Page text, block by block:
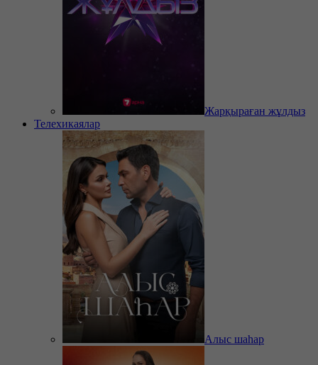
Жарқыраған жұлдыз
Телехикаялар
Алыс шаһар